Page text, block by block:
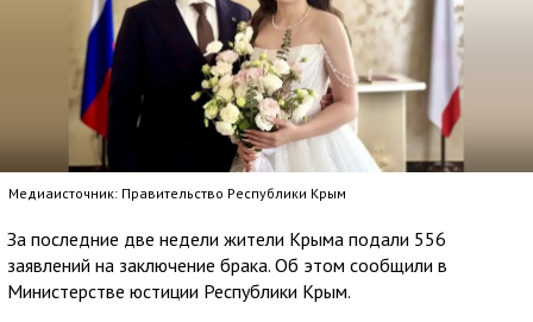
Медиаисточник: Правительство Республики Крым
За последние две недели жители Крыма подали 556
заявлений на заключение брака. Об этом сообщили в
Министерстве юстиции Республики Крым.